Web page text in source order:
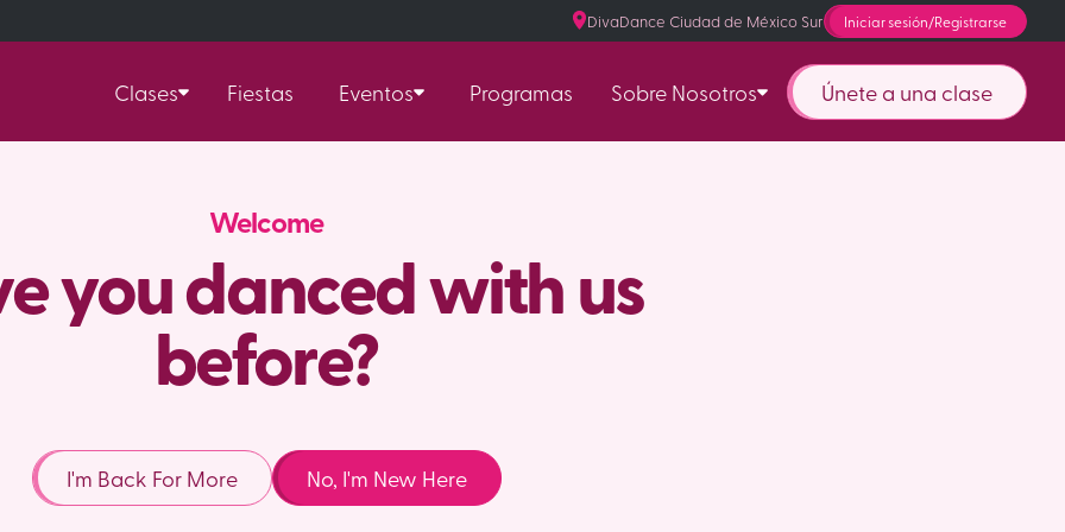
DivaDance Ciudad de México Sur Iniciar sesión/Registrarse
Clases Fiestas Eventos Programas Sobre Nosotros Únete a una clase
Welcome
you danced with us
before?
I'm Back For More No, I'm New Here